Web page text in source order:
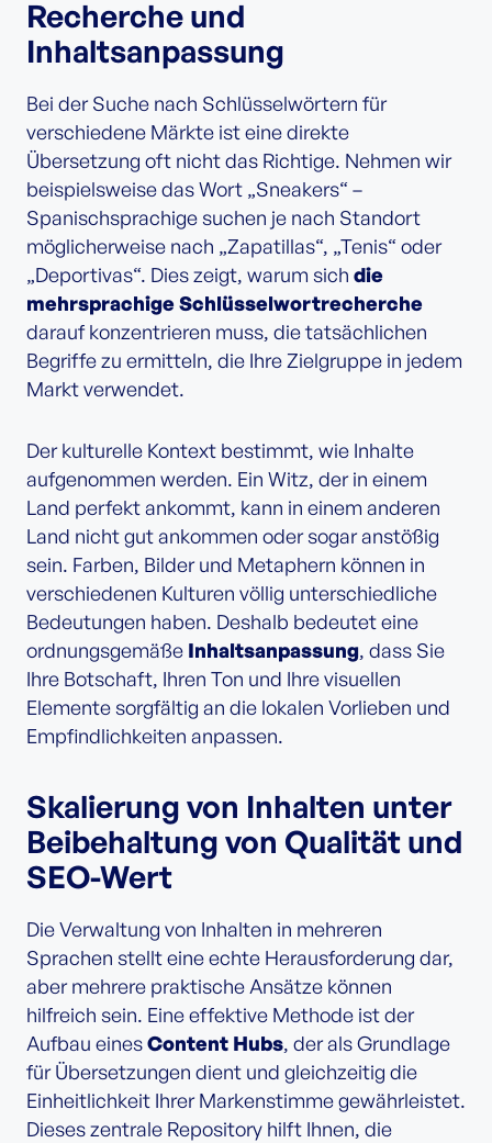
Recherche und
Inhaltsanpassung
Bei der Suche nach Schlüsselwörtern für
verschiedene Märkte ist eine direkte
Übersetzung oft nicht das Richtige. Nehmen wir
beispielsweise das Wort „Sneakers“ –
Spanischsprachige suchen je nach Standort
möglicherweise nach „Zapatillas“, „Tenis“ oder
„Deportivas“. Dies zeigt, warum sich die
mehrsprachige Schlüsselwortrecherche
darauf konzentrieren muss, die tatsächlichen
Begriffe zu ermitteln, die Ihre Zielgruppe in jedem
Markt verwendet.
Der kulturelle Kontext bestimmt, wie Inhalte
aufgenommen werden. Ein Witz, der in einem
Land perfekt ankommt, kann in einem anderen
Land nicht gut ankommen oder sogar anstößig
sein. Farben, Bilder und Metaphern können in
verschiedenen Kulturen völlig unterschiedliche
Bedeutungen haben. Deshalb bedeutet eine
ordnungsgemäße Inhaltsanpassung, dass Sie
Ihre Botschaft, Ihren Ton und Ihre visuellen
Elemente sorgfältig an die lokalen Vorlieben und
Empfindlichkeiten anpassen.
Skalierung von Inhalten unter
Beibehaltung von Qualität und
SEO-Wert
Die Verwaltung von Inhalten in mehreren
Sprachen stellt eine echte Herausforderung dar,
aber mehrere praktische Ansätze können
hilfreich sein. Eine effektive Methode ist der
Aufbau einesContent Hubs, der als Grundlage
für Übersetzungen dient und gleichzeitig die
Einheitlichkeit Ihrer Markenstimme gewährleistet.
Dieses zentrale Repository hilft Ihnen, die